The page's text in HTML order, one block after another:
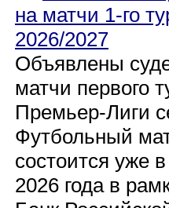
на матчи 1-го
2026/2027
Объявлены
матчи первого
Премьер-Лиги
Футбольный
состоится уже
2026 года в